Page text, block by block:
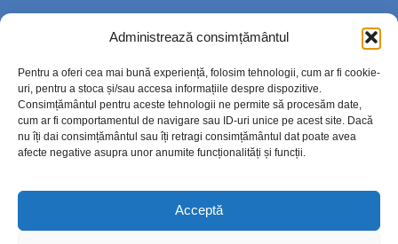
Administrează consimțământul
Pentru a oferi cea mai bună experiență, folosim tehnologii, cum ar fi cookie-
uri, pentru a stoca și/sau accesa informațiile despre dispozitive.
Consimțământul pentru aceste tehnologii ne permite să procesăm date,
cum ar fi comportamentul de navigare sau ID-uri unice pe acest site. Dacă
nu îți dai consimțământul sau îți retragi consimțământul dat poate avea
afecte negative asupra unor anumite funcționalități și funcții.
Acceptă
Contact
Politica de confidențialitate
Politică cookie-uri (UE)